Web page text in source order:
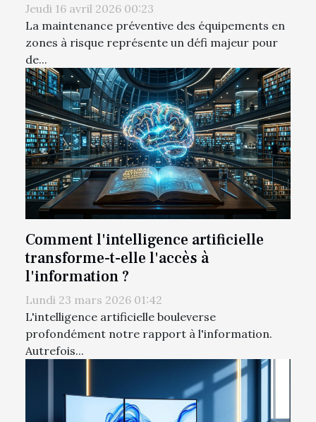
Jeudi 16 avril 2026 00:23
La maintenance préventive des équipements en
zones à risque représente un défi majeur pour
de...
Comment l'intelligence artificielle
transforme-t-elle l'accès à
l'information ?
Lundi 23 mars 2026 01:42
L'intelligence artificielle bouleverse
profondément notre rapport à l'information.
Autrefois...